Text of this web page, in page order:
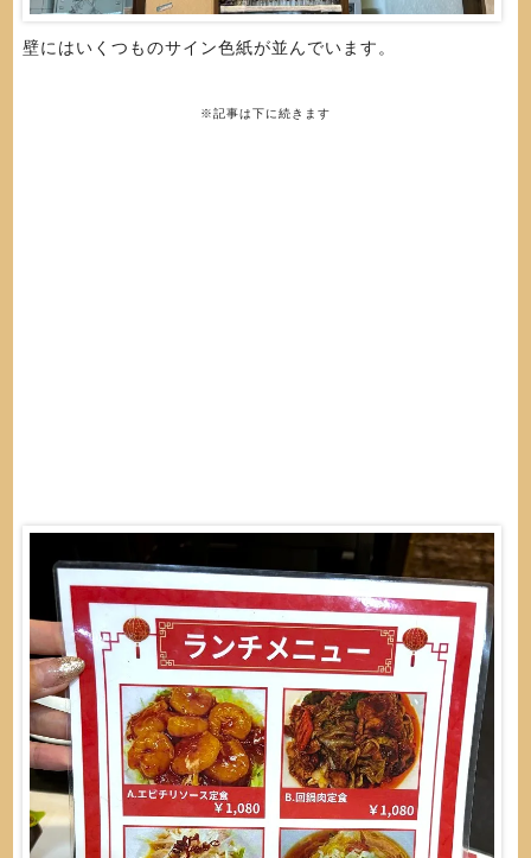
壁にはいくつものサイン色紙が並んでいます。
※記事は下に続きます